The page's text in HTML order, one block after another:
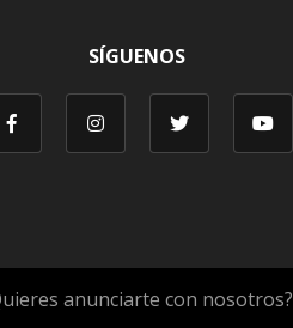
SÍGUENOS
anunciarte con nosotros?